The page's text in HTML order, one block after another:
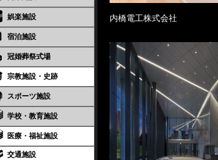
娯楽施設
宿泊施設
冠婚葬祭式場
宗教施設・史跡
スポーツ施設
学校・教育施設
医療・福祉施設
交通施設
内橋電工株式会社